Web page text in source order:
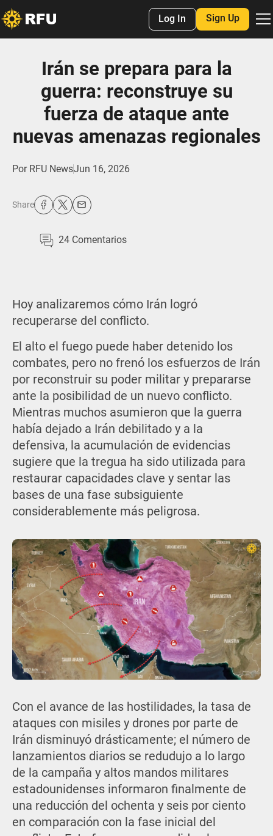
Log In Sign Up
Irán se prepara para la
guerra: reconstruye su
fuerza de ataque ante
nuevas amenazas regionales
Por RFU NewsJun 16, 2026
Share
24 Comentarios
Hoy analizaremos cómo Irán logró
recuperarse del conflicto.
El alto el fuego puede haber detenido los
combates, pero no frenó los esfuerzos de Irán
por reconstruir su poder militar y prepararse
ante la posibilidad de un nuevo conflicto.
Mientras muchos asumieron que la guerra
había dejado a Irán debilitado y a la
defensiva, la acumulación de evidencias
sugiere que la tregua ha sido utilizada para
restaurar capacidades clave y sentar las
bases de una fase subsiguiente
considerablemente más peligrosa.
Con el avance de las hostilidades, la tasa de
ataques con misiles y drones por parte de
Irán disminuyó drásticamente; el número de
lanzamientos diarios se redudujo a lo largo
de la campaña y altos mandos militares
estadounidenses informaron finalmente de
una reducción del ochenta y seis por ciento
en comparación con la fase inicial del